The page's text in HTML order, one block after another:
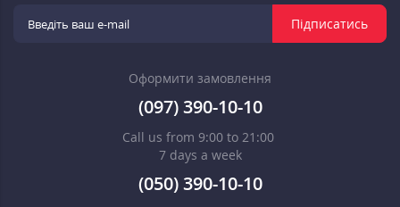
Підписатись
Оформити замовлення
(097) 390-10-10
Call us from 9:00 to 21:00
7 days a week
(050) 390-10-10